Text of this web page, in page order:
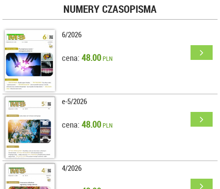
NUMERY CZASOPISMA
6/2026
cena: 48.00PLN
e-5/2026
cena: 48.00PLN
4/2026